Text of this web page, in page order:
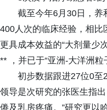
截至今年6月30日，养
400人次的临床经验，相
更具成本效益的“大剂量少
** ，并已于“亚洲-大洋洲
初步数据跟进27位0至
领导是次研究的张医生指
倦及乳房疼痛。”研究更以